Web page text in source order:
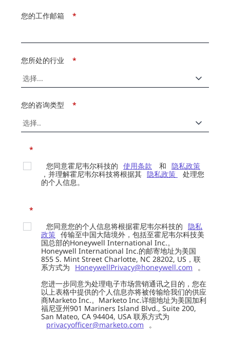
*
您的工作邮箱
*
您所处的行业
*
您的咨询类型
*
您同意霍尼韦尔科技的 使用条款 和 隐私政策
，并理解霍尼韦尔科技将根据其 隐私政策
处理您
的个人信息。
*
您同意您的个人信息将根据霍尼韦尔科技的 隐私
政策 传输至中国大陆境外，包括至霍尼韦尔科技美
国总部的Honeywell International Inc.。
Honeywell International Inc.的邮寄地址为美国
855 S. Mint Street Charlotte, NC 28202, US，联
系方式为
HoneywellPrivacy@honeywell.com
。
您进一步同意为处理电子市场营销通讯之目的，您在
以上表格中提供的个人信息亦将被传输给我们的供应
商Marketo Inc.。Marketo Inc.详细地址为美国加利
福尼亚州901 Mariners Island Blvd., Suite 200,
San Mateo, CA 94404, USA 联系方式为
privacyofficer@marketo.com
。